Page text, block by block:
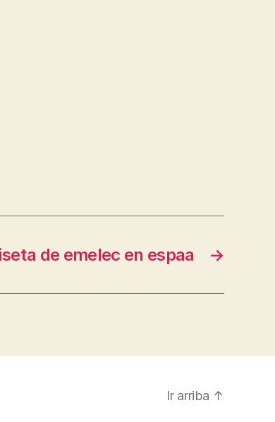
→
de emelec en espaa
Ir arriba ↑